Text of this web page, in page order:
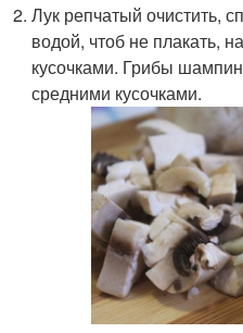
Лук репчатый очистить,
водой, чтоб не плакать,
кусочками. Грибы
средними кусочками.